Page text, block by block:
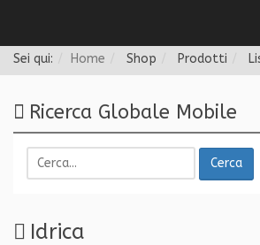
Sei qui: Home Shop Prodotti
Ricerca Globale Mobile
Cerca
Idrica